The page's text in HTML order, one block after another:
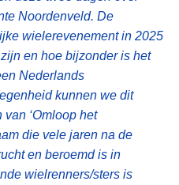
Noordenveld. De
wielerevenement in 2025
en hoe bijzonder is het
Nederlands
kunnen we dit
‘Omloop het
die vele jaren na de
en beroemd is in
wielrenners/sters is